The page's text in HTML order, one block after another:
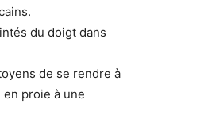
du doigt dans
de se rendre à
proie à une